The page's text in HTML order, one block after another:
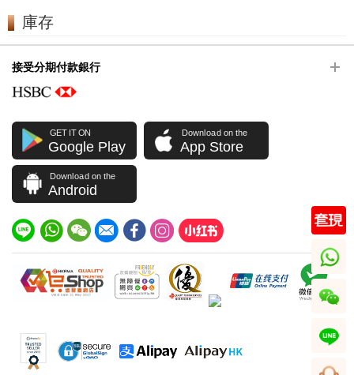
庫存
接受分期付款銀行
GET IT ON
Google Play
Download on the
App Store
Download on the
Android